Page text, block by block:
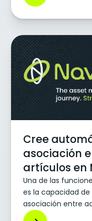
aplicación
Predict — Utilities»,
servicios públicos,
Por último,
es un
seguridad, el
medioambiental
Cree
asociación
artículos en
Una de las
es la capacidad
asociación entre
emisión de un